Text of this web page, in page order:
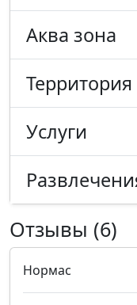
Аква зона
Территория
Услуги
Отзывы (6)
Нормас